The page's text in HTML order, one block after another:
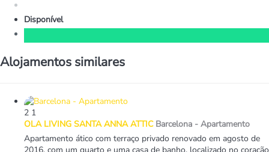
Disponível
Alojamentos similares
2 1
OLA LIVING SANTA ANNA ATTIC Barcelona - Apartamento
Apartamento ático com terraço privado renovado em agosto de
2016, com um quarto e uma casa de banho, localizado no coração